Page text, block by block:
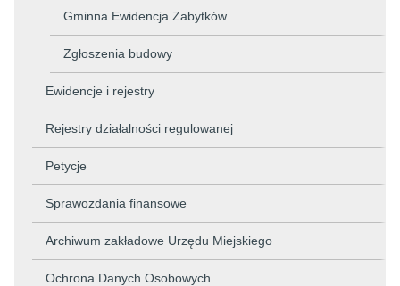
Gminna Ewidencja Zabytków
Zgłoszenia budowy
Ewidencje i rejestry
Rejestry działalności regulowanej
Petycje
Sprawozdania finansowe
Archiwum zakładowe Urzędu Miejskiego
Ochrona Danych Osobowych